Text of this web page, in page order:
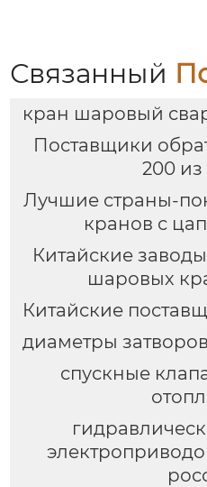
Связанный
кран шаровый
Поставщики
200 из
Лучшие страны-
кранов с
Китайские
шаровых
Китайские
диаметры затворов
спускные